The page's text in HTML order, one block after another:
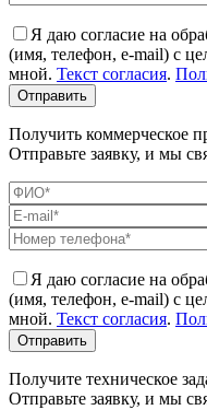
Я даю согласие на
(имя, телефон, e-mail) с
мной. Текст согласия.
Получить коммерческое
Отправьте заявку, и мы
Я даю согласие на
(имя, телефон, e-mail) с
мной. Текст согласия.
Получите техническое
Отправьте заявку, и мы